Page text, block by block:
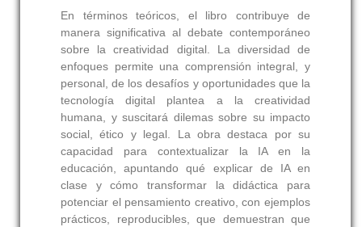
En términos teóricos, el libro contribuye de
manera significativa al debate contemporáneo
sobre la creatividad digital. La diversidad de
enfoques permite una comprensión integral, y
personal, de los desafíos y oportunidades que la
tecnología digital plantea a la creatividad
humana, y suscitará dilemas sobre su impacto
social, ético y legal. La obra destaca por su
capacidad para contextualizar la IA en la
educación, apuntando qué explicar de IA en
clase y cómo transformar la didáctica para
potenciar el pensamiento creativo, con ejemplos
prácticos, reproducibles, que demuestran que